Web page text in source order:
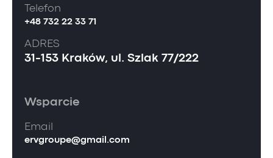
Telefon
+48 732 22 33 71
ADRES
31-153 Kraków, ul. Szlak 77/222
Wsparcie
Email
ervgroupe@gmail.com